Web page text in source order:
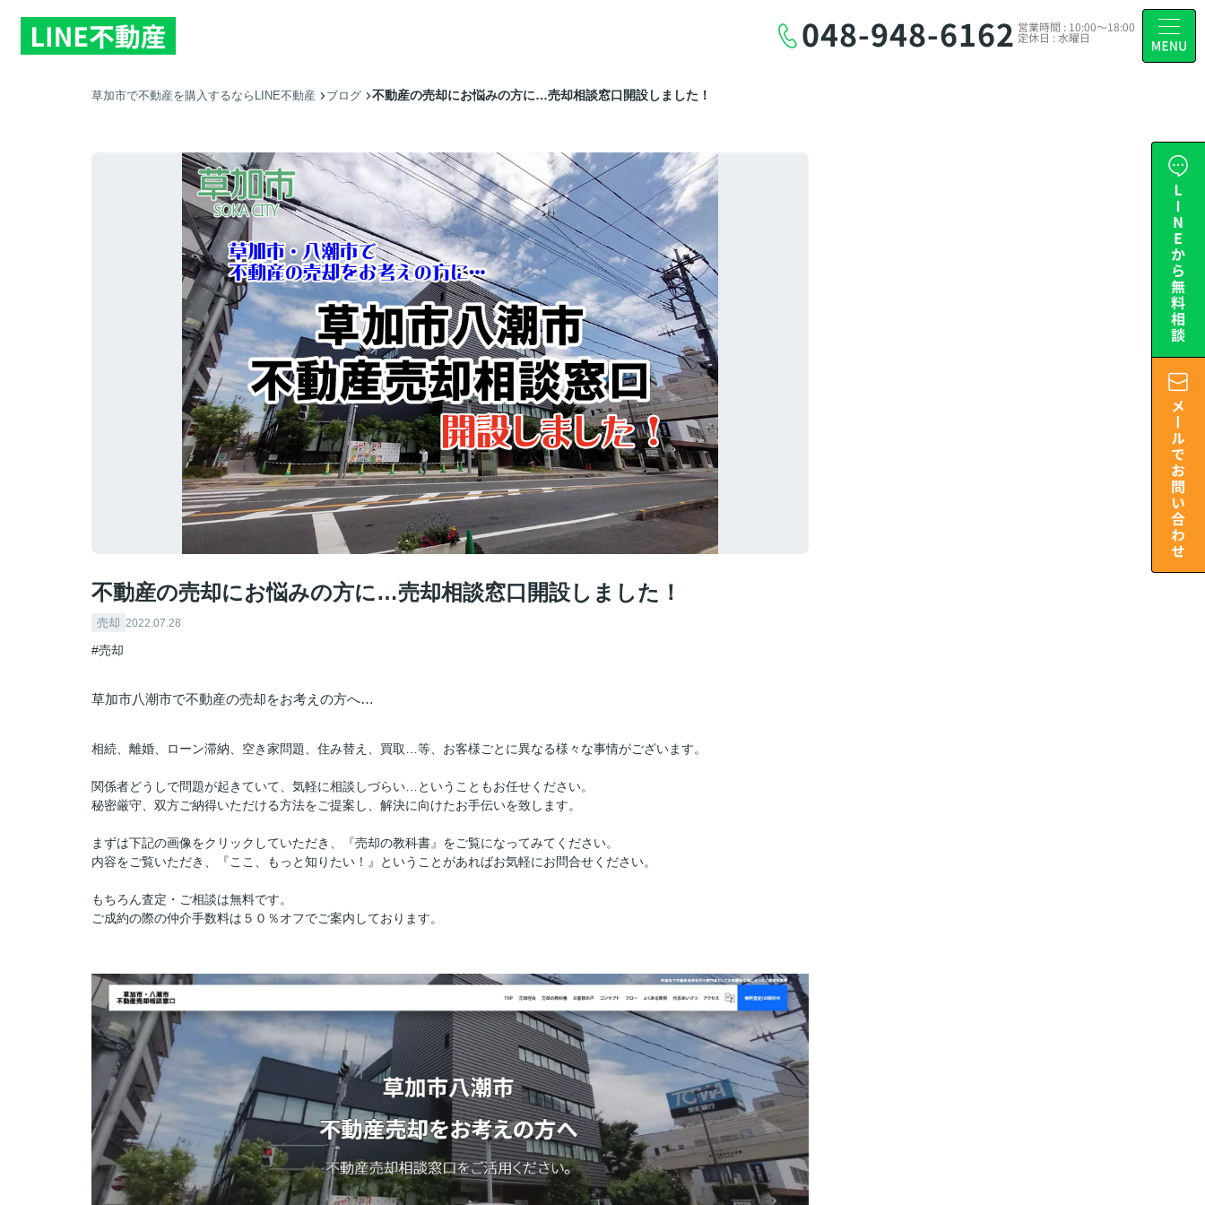
048-948-6162 営業時間 : 10:00～18:00
定休日 : 水曜日
草加市で不動産を購入するならLINE不動産 ブログ 不動産の売却にお悩みの方に…売却相談窓口開設しました！
不動産の売却にお悩みの方に…売却相談窓口開設しました！
売却 2022.07.28
#売却
草加市八潮市で不動産の売却をお考えの方へ…
相続、離婚、ローン滞納、空き家問題、住み替え、買取…等、お客様ごとに異なる様々な事情がございます。
関係者どうしで問題が起きていて、気軽に相談しづらい…ということもお任せください。
秘密厳守、双方ご納得いただける方法をご提案し、解決に向けたお手伝いを致します。
まずは下記の画像をクリックしていただき、『売却の教科書』をご覧になってみてください。
内容をご覧いただき、『ここ、もっと知りたい！』ということがあればお気軽にお問合せください。
もちろん査定・ご相談は無料です。
ご成約の際の仲介手数料は５０％オフでご案内しております。